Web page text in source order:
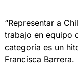
“Representar a
trabajo en equipo
categoría es un
Francisca Barrera.